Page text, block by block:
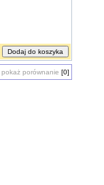
pokaż porównanie [0]